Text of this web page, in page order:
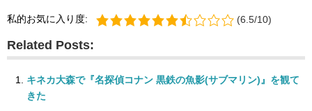
私的お気に入り度: (6.5/10)
Related Posts:
キネカ大森で『名探偵コナン 黒鉄の魚影(サブマリン)』を観て
きた